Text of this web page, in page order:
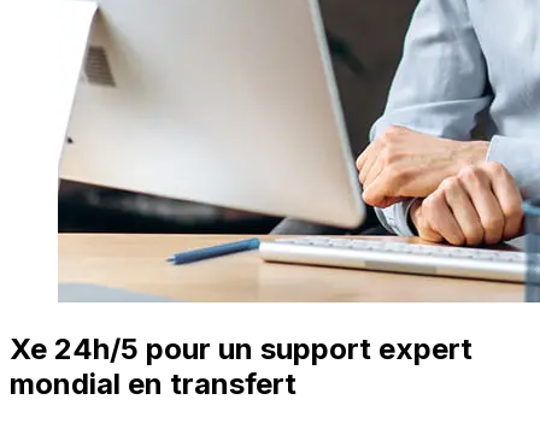
Xe 24h/5 pour un support expert
mondial en transfert